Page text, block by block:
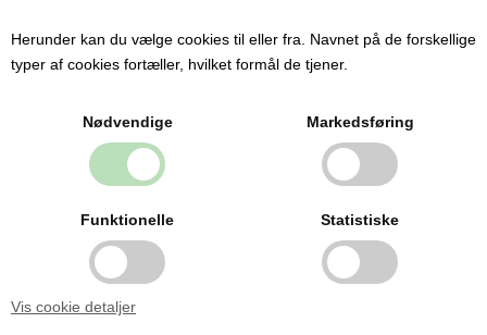
Herunder kan du vælge cookies til eller fra. Navnet på de forskellige
typer af cookies fortæller, hvilket formål de tjener.
Nødvendige Markedsføring
Funktionelle Statistiske
Vis cookie detaljer
STREAMLIGHT - SIDEWINDER LED FLASHLIGHT